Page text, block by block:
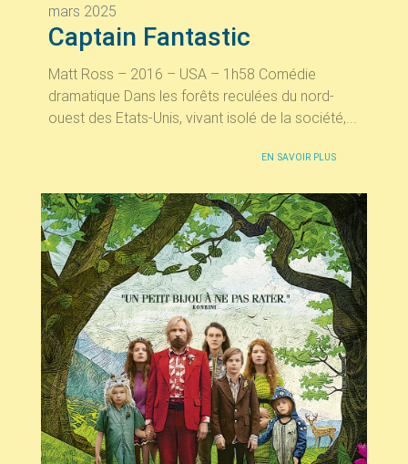
mars 2025
Captain Fantastic
Matt Ross – 2016 – USA – 1h58 Comédie
dramatique Dans les forêts reculées du nord-
ouest des Etats-Unis, vivant isolé de la société,...
EN SAVOIR PLUS